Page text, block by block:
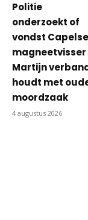
Politie
onderzoekt of
vondst Capelse
magneetvisser
Martijn
houdt met
moordzaak
4 augustus 2026